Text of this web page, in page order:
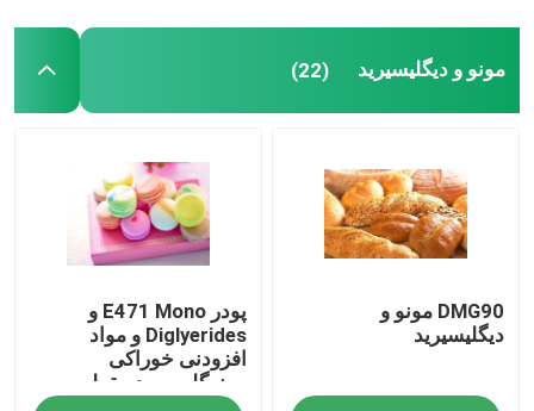
مونو و دیگلیسیرید (22)
DMG90 مونو و
دیگلیسیرید
پودر E471 Mono و
Diglyerides و مواد
افزودنی خوراکی
مونوگلیسیرید مقطر